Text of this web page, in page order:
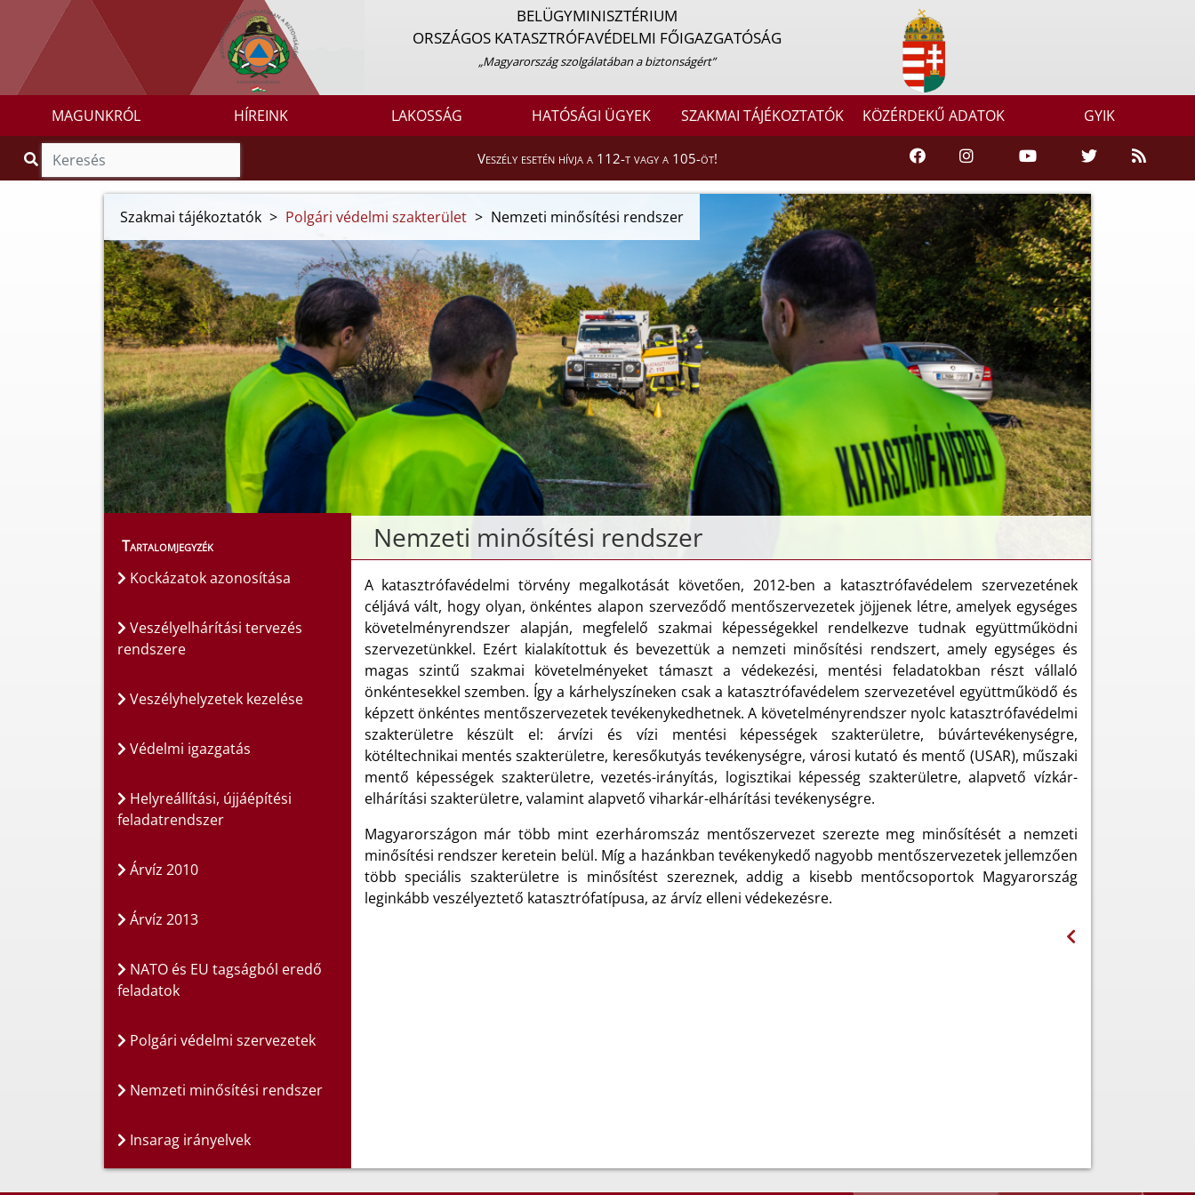
BELÜGYMINISZTÉRIUM
ORSZÁGOS KATASZTRÓFAVÉDELMI FŐIGAZGATÓSÁG
„Magyarország szolgálatában a biztonságért”
MAGUNKRÓL HÍREINK LAKOSSÁG HATÓSÁGI ÜGYEK SZAKMAI TÁJÉKOZTATÓK KÖZÉRDEKŰ ADATOK GYIK
Veszély esetén hívja a 112-t vagy a 105-öt!
Szakmai tájékoztatók > Polgári védelmi szakterület > Nemzeti minősítési rendszer
Tartalomjegyzék
Kockázatok azonosítása
Veszélyelhárítási tervezés
rendszere
Veszélyhelyzetek kezelése
Védelmi igazgatás
Helyreállítási, újjáépítési
feladatrendszer
Árvíz 2010
Árvíz 2013
NATO és EU tagságból eredő
feladatok
Polgári védelmi szervezetek
Nemzeti minősítési rendszer
Insarag irányelvek
Nemzeti minősítési rendszer
A katasztrófavédelmi törvény megalkotását követően, 2012-ben a katasztrófavédelem szervezetének
céljává vált, hogy olyan, önkéntes alapon szerveződő mentőszervezetek jöjjenek létre, amelyek egységes
követelményrendszer alapján, megfelelő szakmai képességekkel rendelkezve tudnak együttműködni
szervezetünkkel. Ezért kialakítottuk és bevezettük a nemzeti minősítési rendszert, amely egységes és
magas szintű szakmai követelményeket támaszt a védekezési, mentési feladatokban részt vállaló
önkéntesekkel szemben. Így a kárhelyszíneken csak a katasztrófavédelem szervezetével együttműködő és
képzett önkéntes mentőszervezetek tevékenykedhetnek. A követelményrendszer nyolc katasztrófavédelmi
szakterületre készült el: árvízi és vízi mentési képességek szakterületre, búvártevékenységre,
kötéltechnikai mentés szakterületre, keresőkutyás tevékenységre, városi kutató és mentő (USAR), műszaki
mentő képességek szakterületre, vezetés-irányítás, logisztikai képesség szakterületre, alapvető vízkár-
elhárítási szakterületre, valamint alapvető viharkár-elhárítási tevékenységre.
Magyarországon már több mint ezerháromszáz mentőszervezet szerezte meg minősítését a nemzeti
minősítési rendszer keretein belül. Míg a hazánkban tevékenykedő nagyobb mentőszervezetek jellemzően
több speciális szakterületre is minősítést szereznek, addig a kisebb mentőcsoportok Magyarország
leginkább veszélyeztető katasztrófatípusa, az árvíz elleni védekezésre.